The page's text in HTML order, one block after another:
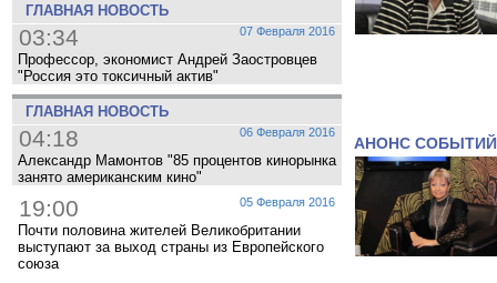
ГЛАВНАЯ НОВОСТЬ
07 Февраля 2016
03:34
Профессор, экономист Андрей Заостровцев
"Россия это токсичный актив"
ГЛАВНАЯ НОВОСТЬ
06 Февраля 2016
04:18
Александр Мамонтов "85 процентов кинорынка
занято американским кино"
05 Февраля 2016
19:00
Почти половина жителей Великобритании
выступают за выход страны из Европейского
союза
АНОНС СОБЫТИЙ